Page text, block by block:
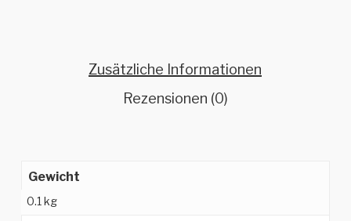
Zusätzliche Informationen
Rezensionen (0)
Gewicht
0.1 kg